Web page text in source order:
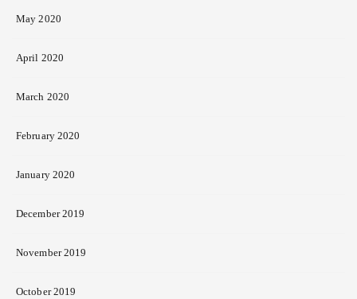
May 2020
April 2020
March 2020
February 2020
January 2020
December 2019
November 2019
October 2019